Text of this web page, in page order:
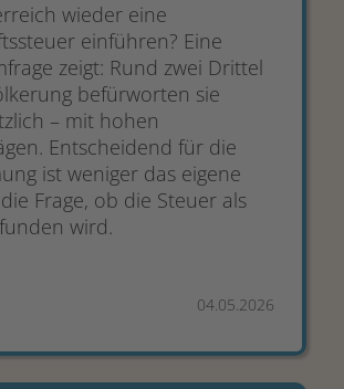
wieder eine
einführen? Eine
zeigt: Rund zwei Drittel
befürworten sie
– mit hohen
Entscheidend für die
ist weniger das eigene
Frage, ob die Steuer als
wird.
04.05.2026